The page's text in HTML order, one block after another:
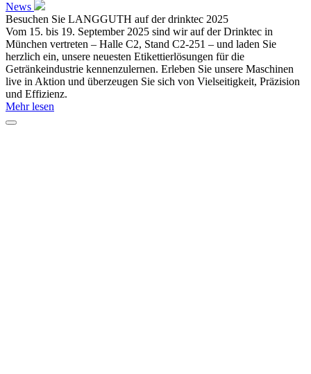
News
Besuchen Sie LANGGUTH auf der drinktec 2025
Vom 15. bis 19. September 2025 sind wir auf der Drinktec in
München vertreten – Halle C2, Stand C2-251 – und laden Sie
herzlich ein, unsere neuesten Etikettierlösungen für die
Getränkeindustrie kennenzulernen. Erleben Sie unsere Maschinen
live in Aktion und überzeugen Sie sich von Vielseitigkeit, Präzision
und Effizienz.
Mehr lesen